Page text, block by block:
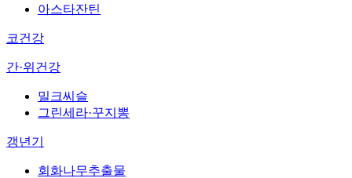
아스타잔틴
코건강
간·위건강
밀크씨슬
그린세라·꾸지뽕
갱년기
회화나무추출물